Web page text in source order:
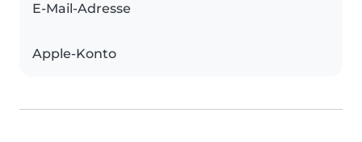
E-Mail-Adresse
Apple-Konto